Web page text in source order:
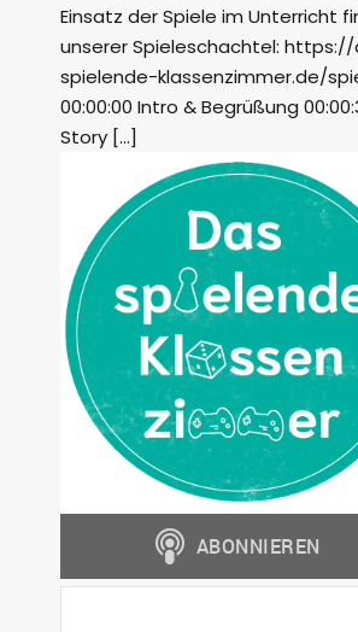
Einsatz der Spiele im Unterricht
unserer Spieleschachtel:
spielende-klassenzimmer.de/
00:00:00 Intro & Begrüßung
Story […]